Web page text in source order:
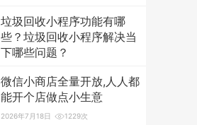
垃圾回收小程序功能有哪
些？垃圾回收小程序解决当
下哪些问题？
微信小商店全量开放,人人都
能开个店做点小生意
2026年7月18日 1229次